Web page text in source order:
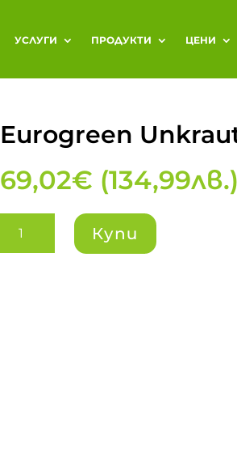
УСЛУГИ ПРОДУКТИ ЦЕНИ
Eurogreen
69,02€ (134,99лв.)
Купи